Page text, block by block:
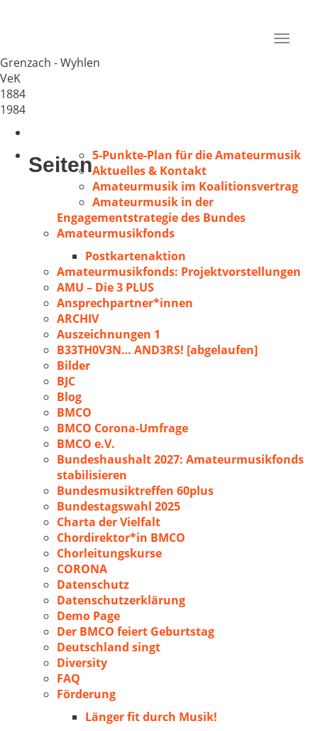
Toggle
Grenzach - Wyhlen
VeK
1884
1984
Seiten5-Punkte-Plan für die Amateurmusik
Aktuelles & Kontakt
Amateurmusik im Koalitionsvertrag
Amateurmusik in der
Engagementstrategie des Bundes
Amateurmusikfonds
Postkartenaktion
Amateurmusikfonds: Projektvorstellungen
AMU – Die 3 PLUS
Ansprechpartner*innen
ARCHIV
Auszeichnungen 1
B33TH0V3N… AND3RS! [abgelaufen]
Bilder
BJC
Blog
BMCO
BMCO Corona-Umfrage
BMCO e.V.
Bundeshaushalt 2027: Amateurmusikfonds
stabilisieren
Bundesmusiktreffen 60plus
Bundestagswahl 2025
Charta der Vielfalt
Chordirektor*in BMCO
Chorleitungskurse
CORONA
Datenschutz
Datenschutzerklärung
Demo Page
Der BMCO feiert Geburtstag
Deutschland singt
Diversity
FAQ
Förderung
Länger fit durch Musik!